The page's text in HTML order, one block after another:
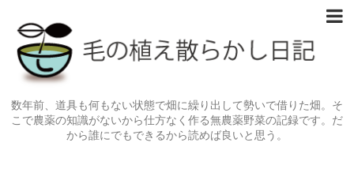
数年前、道具も何もない状態で畑に繰り出して勢いで借りた畑。そ
こで農薬の知識がないから仕方なく作る無農薬野菜の記録です。だ
から誰にでもできるから読めば良いと思う。